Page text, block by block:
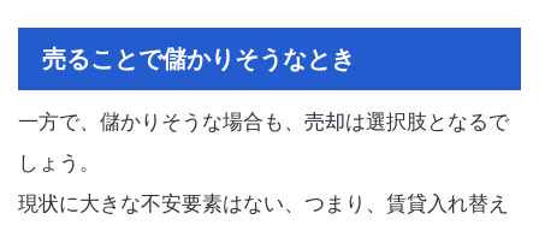
売ることで儲かりそうなとき
一方で、儲かりそうな場合も、 売却は選択肢となるで
しょう。
現状に大きな不安要素はない、つまり、賃貸入れ替え